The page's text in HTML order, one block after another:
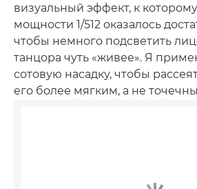
визуальный эффект, к
мощности 1/512 оказалось
чтобы немного подсветить
танцора чуть «живее». Я
сотовую насадку, чтобы
его более мягким, а не